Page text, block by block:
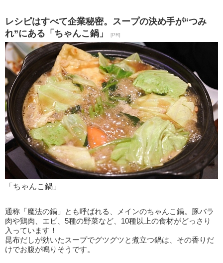
レシピはすべて企業秘密。スープの決め手が“つみ
れ”にある「ちゃんこ鍋」
[PR]
「ちゃんこ鍋」
通称「魔法の鍋」とも呼ばれる、メインのちゃんこ鍋。豚バラ
肉や鶏肉、エビ、5種の野菜など、10種以上の食材がどっさり
入っています！
昆布だしが効いたスープでグツグツと煮立つ鍋は、その香りだ
けでお腹が鳴りそうです。